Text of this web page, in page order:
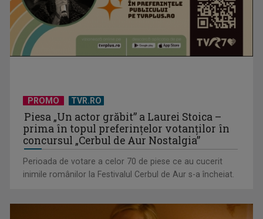
PROMO TVR.RO
Piesa „Un actor grăbit” a Laurei Stoica –
prima în topul preferinţelor votanţilor în
concursul „Cerbul de Aur Nostalgia”
Perioada de votare a celor 70 de piese ce au cucerit
inimile românilor la Festivalul Cerbul de Aur s-a încheiat.